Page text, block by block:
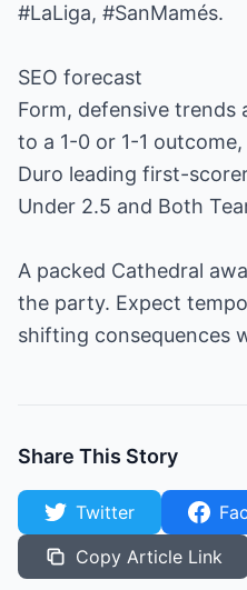
#LaLiga, #SanMamés.
SEO forecast
Form, defensive trends
to a 1-0 or 1-1
Duro leading first-
Under 2.5 and Both
A packed Cathedral
the party. Expect
shifting consequences
Share This Story
Twitter
Copy Article Link